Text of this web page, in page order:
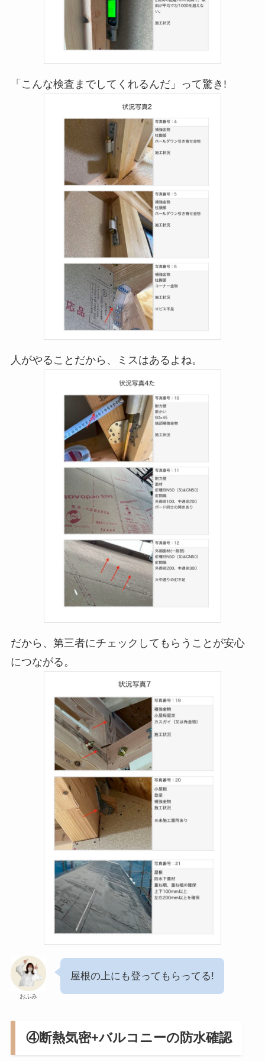
「こんな検査までしてくれるんだ」って驚き!
人がやることだから、ミスはあるよね。
だから、第三者にチェックしてもらうことが安心
につながる。
おふみ
屋根の上にも登ってもらってる!
④断熱気密+バルコニーの防水確認